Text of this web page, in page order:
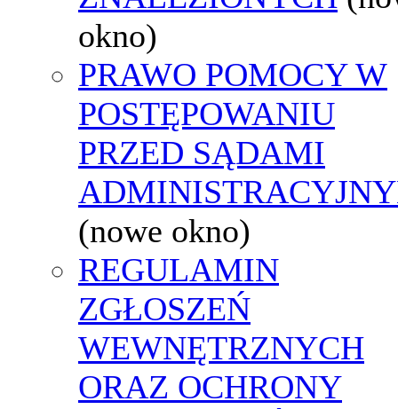
okno)
PRAWO POMOCY W
POSTĘPOWANIU
PRZED SĄDAMI
(nowe okno)
REGULAMIN
ZGŁOSZEŃ
WEWNĘTRZNYCH
ORAZ OCHRONY